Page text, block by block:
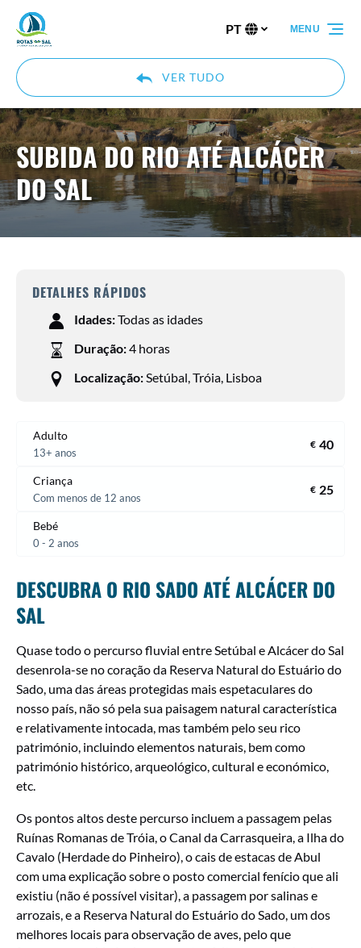
Passar para a navegação primária
Passar para o conteúdo
Passar para o rodapé
o
idioma
PT
VER TUDO
MENU
SUBIDA DO RIO ATÉ ALCÁCER
DO SAL
DETALHES RÁPIDOS
Idades:Todas as idades
Duração:4 horas
Localização:Setúbal, Tróia, Lisboa
Adulto
13+ anos
€ 40
Criança
Com menos de 12 anos
€ 25
Bebé
0 - 2 anos
DESCUBRA O RIO SADO ATÉ ALCÁCER DO
SAL
Quase todo o percurso fluvial entre Setúbal e Alcácer do Sal
desenrola-se no coração da Reserva Natural do Estuário do
Sado, uma das áreas protegidas mais espetacularesdo
nosso país, não só pela sua paisagem natural característica
e relativamente intocada, mas também pelo seu rico
património, incluindo elementos naturais, bem como
património histórico, arqueológico, cultural e económico,
etc.
Os pontos altos deste percurso incluem a passagem pelas
Ruínas Romanas de Tróia, o Canal da Carrasqueira, a Ilha do
Cavalo (Herdade do Pinheiro), o cais de estacas de Abul
com uma explicação sobre o posto comercial fenício que ali
existiu (não é possível visitar), a passagem por salinas e
arrozais, e a Reserva Natural do Estuário do Sado, um dos
melhores locais para observação de aves, pelo que